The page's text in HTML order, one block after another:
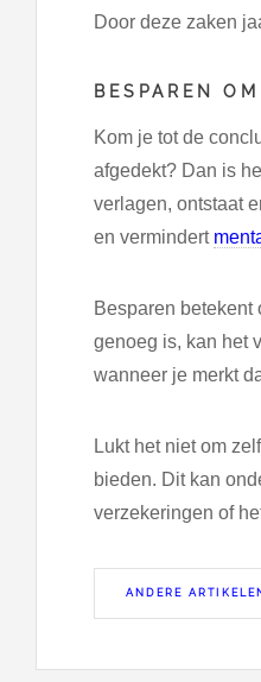
Door deze zaken
BESPAREN
Kom je tot de
afgedekt? Dan is
verlagen, ontstaat
en vermindert
Besparen betekent
genoeg is, kan het
wanneer je merkt
Lukt het niet om
bieden. Dit kan
verzekeringen of
ANDERE